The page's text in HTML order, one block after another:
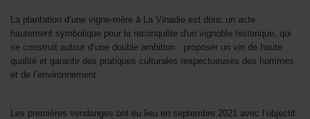
La plantation d’une vigne-mère à La Vinadie est donc un acte
hautement symbolique pour la reconquête d'un vignoble historique, qui
se construit autour d’une double ambition : proposer un vin de haute
qualité et garantir des pratiques culturales respectueuses des hommes
et de l’environnement.
Les premières vendanges ont eu lieu en septembre 2021 avec l’objectif